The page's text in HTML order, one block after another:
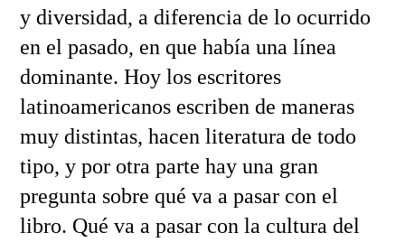
y diversidad, a diferencia de lo ocurrido
en el pasado, en que había una línea
dominante. Hoy los escritores
latinoamericanos escriben de maneras
muy distintas, hacen literatura de todo
tipo, y por otra parte hay una gran
pregunta sobre qué va a pasar con el
libro. Qué va a pasar con la cultura del